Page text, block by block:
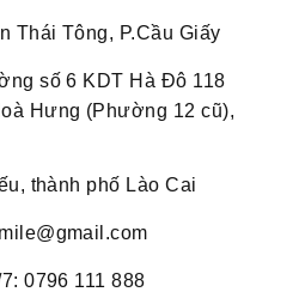
Thái Tông, P.Cầu Giấy
số 6 KDT Hà Đô 118
Hưng (Phường 12 cũ),
thành phố Lào Cai
0796 111 888